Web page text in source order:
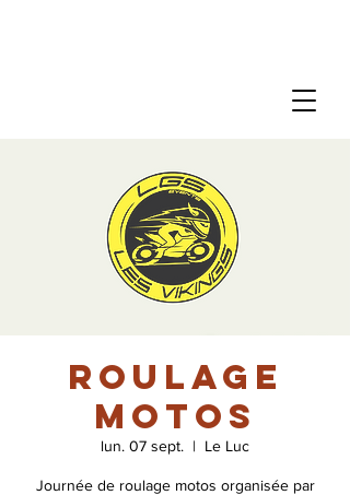
Roulage
motos
lun. 07 sept.
  |
Le Luc
Journée de roulage motos organisée par